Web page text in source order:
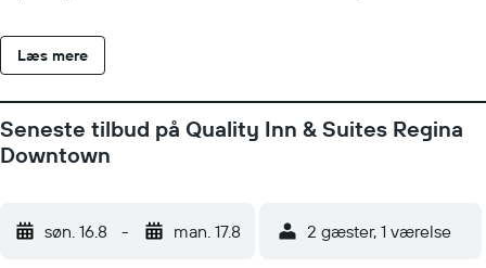
omfatter badekar eller bruser. Af forretningsvenlige faciliteter
kan nævnes skriveborde og kontorstole samt telefon. Der er
forekomme). Værelserne kan desuden have
strygejern/strygebræt og mørklægningsgardiner. Der kan
på dette hotel omfatter døgnåbne fitnessfaciliteter. Gæster
Læs mere
Seneste tilbud på Quality Inn & Suites Regina
Downtown
søn. 16.8 - man. 17.8 2 gæster, 1 værelse